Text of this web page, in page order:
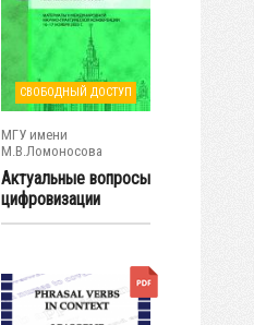
СВОБОДНЫЙ ДОСТУП
МГУ имени
М.В.Ломоносова
Актуальные вопросы
цифровизации
лингвистического...